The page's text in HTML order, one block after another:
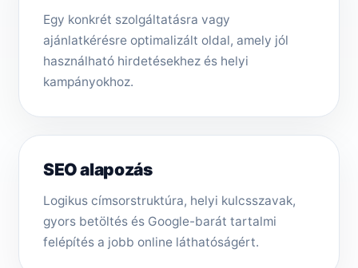
Egy konkrét szolgáltatásra vagy
ajánlatkérésre optimalizált oldal, amely jól
használható hirdetésekhez és helyi
kampányokhoz.
SEO alapozás
Logikus címsorstruktúra, helyi kulcsszavak,
gyors betöltés és Google-barát tartalmi
felépítés a jobb online láthatóságért.